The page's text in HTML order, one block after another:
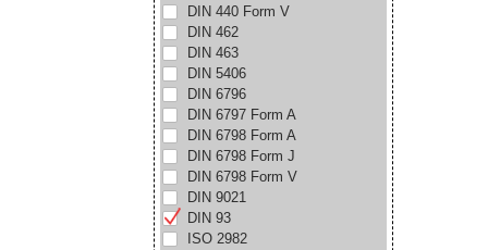
DIN 440 Form V
DIN 462
DIN 463
DIN 5406
DIN 6796
DIN 6797 Form A
DIN 6798 Form A
DIN 6798 Form J
DIN 6798 Form V
DIN 9021
DIN 93
ISO 2982